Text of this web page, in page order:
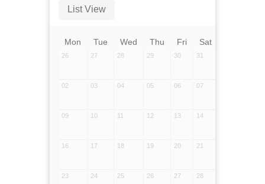
List View
Mon Tue Wed Thu Fri Sat
26 27 28 29 30 31
02 03 04 05 06 07
09 10 11 12 13 14
16 17 18 19 20 21
23 24 25 26 27 28